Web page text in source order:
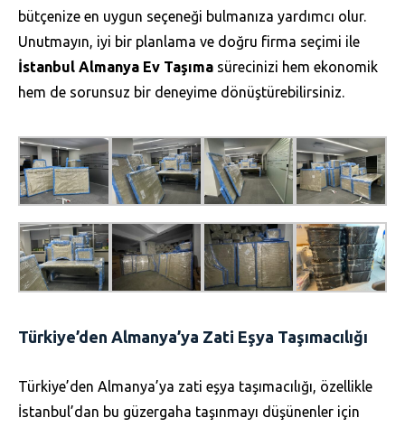
bütçenize en uygun seçeneği bulmanıza yardımcı olur.
Unutmayın, iyi bir planlama ve doğru firma seçimi ile
İstanbul Almanya Ev Taşıma sürecinizi hem ekonomik
hem de sorunsuz bir deneyime dönüştürebilirsiniz.
Türkiye’den Almanya’ya Zati Eşya Taşımacılığı
Türkiye’den Almanya’ya zati eşya taşımacılığı, özellikle
İstanbul’dan bu güzergaha taşınmayı düşünenler için